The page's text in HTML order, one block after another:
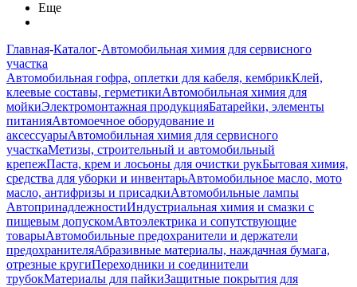
Еще
Главная-Каталог-Автомобильная химия для сервисного
участка
Автомобильная гофра, оплетки для кабеля, кембрикКлей,
клеевые составы, герметикиАвтомобильная химия для
мойкиЭлектромонтажная продукцияБатарейки, элементы
питанияАвтомоечное оборудование и
аксессуарыАвтомобильная химия для сервисного
участкаМетизы, строительный и автомобильный
крепежПаста, крем и лосьоны для очистки рукБытовая химия,
средства для уборки и инвентарьАвтомобильное масло, мото
масло, антифризы и присадкиАвтомобильные лампы
АвтопринадлежностиИндустриальная химия и смазки с
пищевым допускомАвтоэлектрика и сопутствующие
товарыАвтомобильные предохранители и держатели
предохранителяАбразивные материалы, наждачная бумага,
отрезные кругиПереходники и соединители
трубокМатериалы для пайкиЗащитные покрытия для